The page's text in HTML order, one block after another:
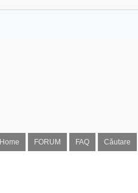
Home FORUM FAQ Căutare